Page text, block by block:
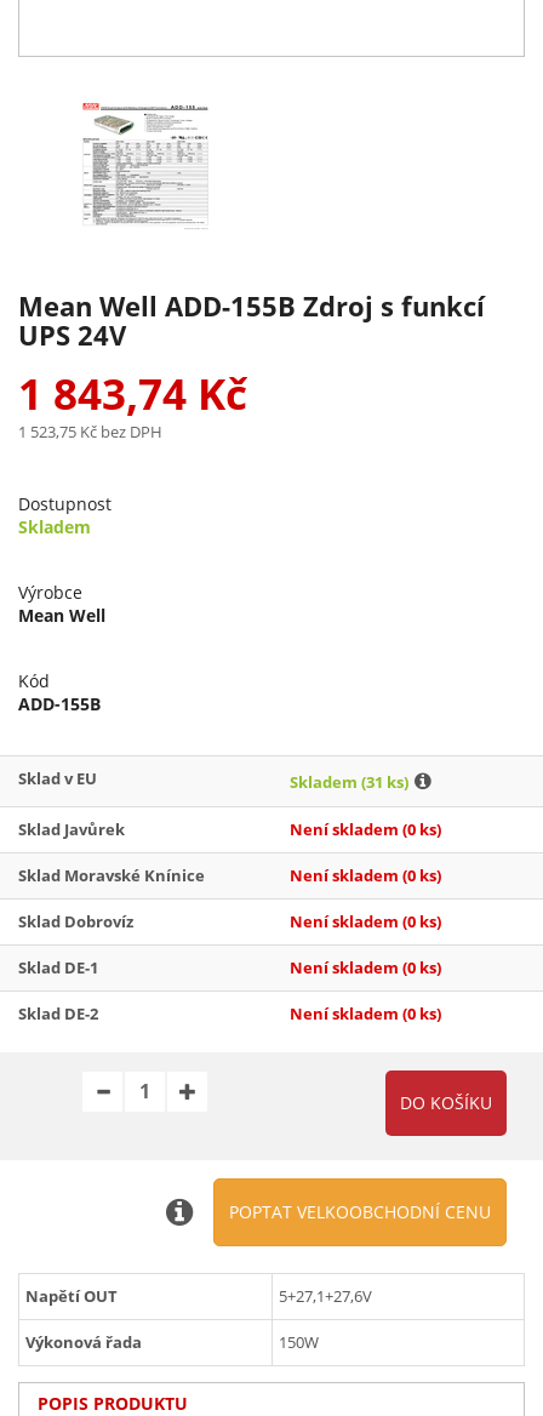
Mean Well ADD-155B Zdroj s funkcí
UPS 24V
1 843,74 Kč
1 523,75 Kč bez DPH
Dostupnost
Skladem
Výrobce
Mean Well
Kód
ADD-155B
Sklad v EU Skladem (31 ks)
Sklad Javůrek Není skladem (0 ks)
Sklad Moravské Knínice Není skladem (0 ks)
Sklad Dobrovíz Není skladem (0 ks)
Sklad DE-1 Není skladem (0 ks)
Sklad DE-2 Není skladem (0 ks)
POPTAT VELKOOBCHODNÍ CENU
Napětí OUT 5+27,1+27,6V
Výkonová řada 150W
POPIS PRODUKTU